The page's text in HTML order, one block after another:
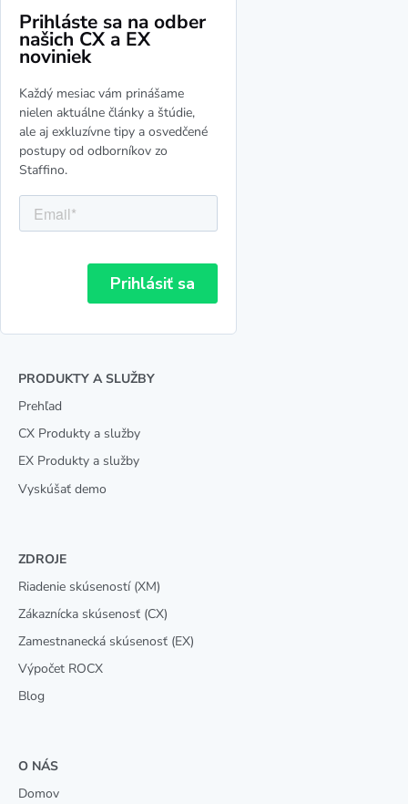
Prihláste sa na odber
našich CX a EX
noviniek
Každý mesiac vám prinášame
nielen aktuálne články a štúdie,
ale aj exkluzívne tipy a osvedčené
postupy od odborníkov zo
Staffino.
PRODUKTY A SLUŽBY
Prehľad
CX Produkty a služby
EX Produkty a služby
Vyskúšať demo
ZDROJE
Riadenie skúseností (XM)
Zákaznícka skúsenosť (CX)
Zamestnanecká skúsenosť (EX)
Výpočet ROCX
Blog
O NÁS
Domov